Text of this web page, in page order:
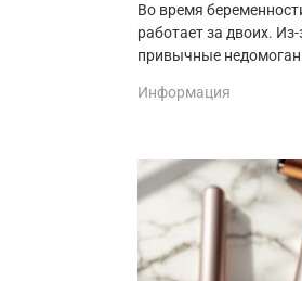
Во время
работает за двоих.
привычные
Информация